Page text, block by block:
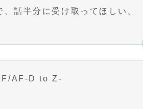
話半分に受け取ってほしい。
AF-D to Z-